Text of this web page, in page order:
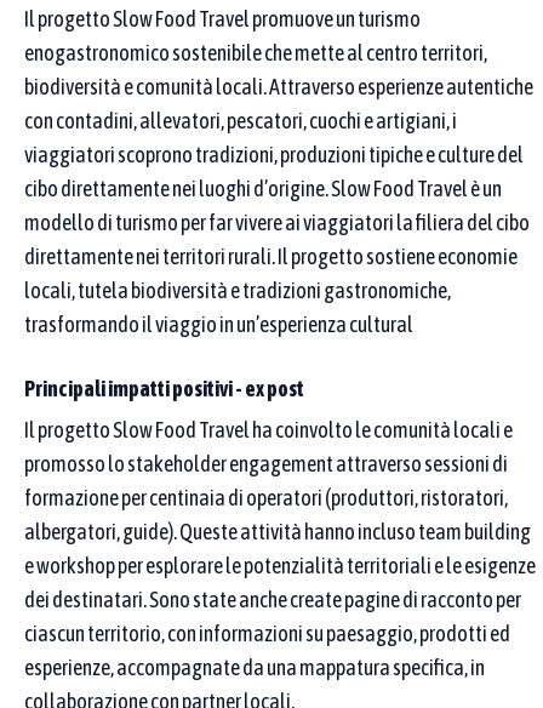
Cerca tra le 250 buone pratiche censite
Scegli dove cercare con i pulsanti sopra al campo, poi affina per
area tematica o Goal SDGs.
Se scrivi più parole, basta che almeno una compaia
nel nome della buona pratica.
Come funziona la ricerca
CERCA IN
Denominazione
buona pratica
partner
Digita i termini da cercare nella denominazione della
buona pratica
Obiettivi di sviluppo sostenibile (SDGs)
Il progetto Slow Food Travel promuove un turismo
enogastronomico sostenibile che mette al centro territori,
biodiversità e comunità locali. Attraverso esperienze autentiche
con contadini, allevatori, pescatori, cuochi e artigiani, i
viaggiatori scoprono tradizioni, produzioni tipiche e culture del
cibo direttamente nei luoghi d’origine. Slow Food Travel è un
modello di turismo per far vivere ai viaggiatori la filiera del cibo
direttamente nei territori rurali. Il progetto sostiene economie
locali, tutela biodiversità e tradizioni gastronomiche,
trasformando il viaggio in un’esperienza cultural
Principali impatti positivi - ex post
Il progetto Slow Food Travel ha coinvolto le comunità locali e
promosso lo stakeholder engagement attraverso sessioni di
formazione per centinaia di operatori (produttori, ristoratori,
albergatori, guide). Queste attività hanno incluso team building
e workshop per esplorare le potenzialità territoriali e le esigenze
dei destinatari. Sono state anche create pagine di racconto per
ciascun territorio, con informazioni su paesaggio, prodotti ed
esperienze, accompagnate da una mappatura specifica, in
collaborazione con partner locali.